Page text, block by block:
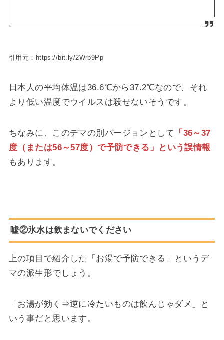
引用元：https://bit.ly/2Wrb9Pp
日本人の平均体温は36.6℃から37.2℃なので、それ
より低い温度でウイルスは殺せないそうです。
ちなみに、このデマの別バージョンとして 「36～37
度（または56～57度）で予防できる」という誤情報
もあります。
嘘②氷水は飲まないでください
上の項目で紹介した「お湯で予防できる」というデ
マの派生形でしょう。
「お湯が効く⇒逆に冷たいものは飲んじゃダメ」と
いう事だと思います。